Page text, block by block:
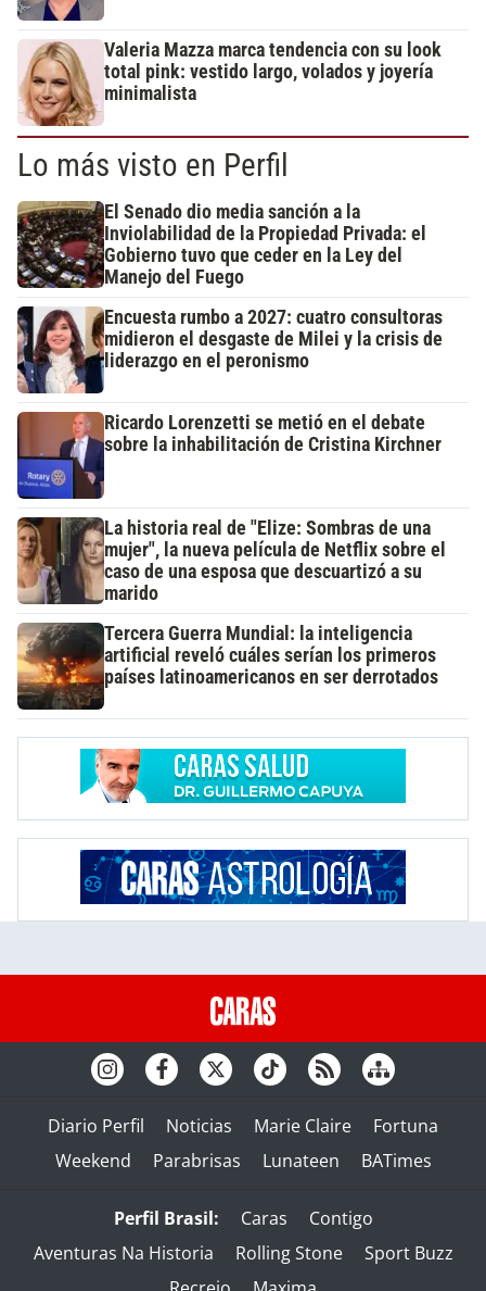
Valeria Mazza marca tendencia con su look
total pink: vestido largo, volados y joyería
minimalista
Lo más visto en Perfil
El Senado dio media sanción a la
Inviolabilidad de la Propiedad Privada: el
Gobierno tuvo que ceder en la Ley del
Manejo del Fuego
Encuesta rumbo a 2027: cuatro consultoras
midieron el desgaste de Milei y la crisis de
liderazgo en el peronismo
Ricardo Lorenzetti se metió en el debate
sobre la inhabilitación de Cristina Kirchner
La historia real de "Elize: Sombras de una
mujer", la nueva película de Netflix sobre el
caso de una esposa que descuartizó a su
marido
Tercera Guerra Mundial: la inteligencia
artificial reveló cuáles serían los primeros
países latinoamericanos en ser derrotados
Diario Perfil Noticias Marie Claire
Fortuna
Weekend
Parabrisas Lunateen BATimes
Perfil Brasil: Caras
Contigo
Aventuras Na Historia
Rolling Stone
Sport Buzz